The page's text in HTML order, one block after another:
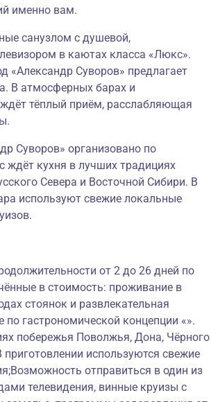
именно вам.
санузлом с душевой,
в каютах класса «Люкс».
«Александр Суворов» предлагает
В атмосферных барах и
ждёт тёплый приём, расслабляющая
Суворов» организовано по
ждёт кухня в лучших традициях
Севера и Восточной Сибири. В
используют свежие локальные
от 2 до 26 дней по
в стоимость: проживание в
стоянок и развлекательная
гастрономической концепции «».
побережья Поволжья, Дона, Чёрного
используются свежие
отправиться в один из
телевидения, винные круизы с